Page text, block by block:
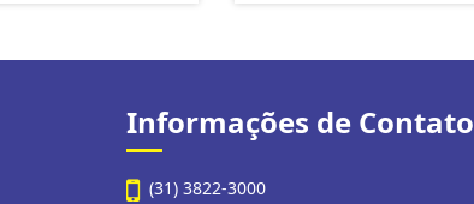
Informações de Contato
(31) 3822-3000